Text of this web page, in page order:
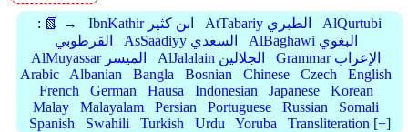
: 📗 → IbnKathir ابن كثير AtTabariy الطبري
AlQurtubi
القرطوبي
AsSaadiyy السعدي
AlBaghawi البغوي
AlMuyassar الميسر
AlJalalain الجلالين
Grammar الإعراب
Arabic
Albanian Bangla Bosnian Chinese Czech
English
French
German Hausa Indonesian Japanese
Korean
Malay
Malayalam Persian Portuguese Russian
Somali
Spanish
Swahili Turkish Urdu Yoruba Transliteration [+]